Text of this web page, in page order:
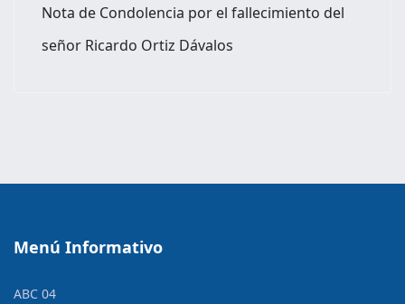
Nota de Condolencia por el fallecimiento del
señor Ricardo Ortiz Dávalos
Menú Informativo
ABC 04